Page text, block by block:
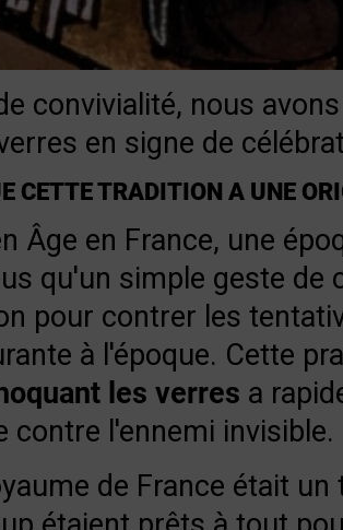
convivialité, nous
en signe de
CETTE TRADITION A UNE
Âge en France, une
qu'un simple geste de
pour contrer les
à l'époque. Cette
les verres a
contre l'ennemi invisible.
de France était